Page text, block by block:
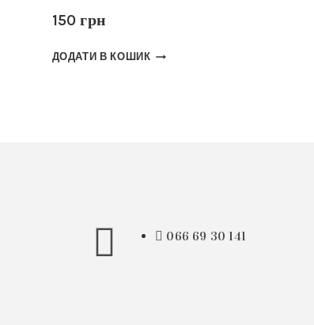
150грн
ДОДАТИ В КОШИК
066 69 30 141